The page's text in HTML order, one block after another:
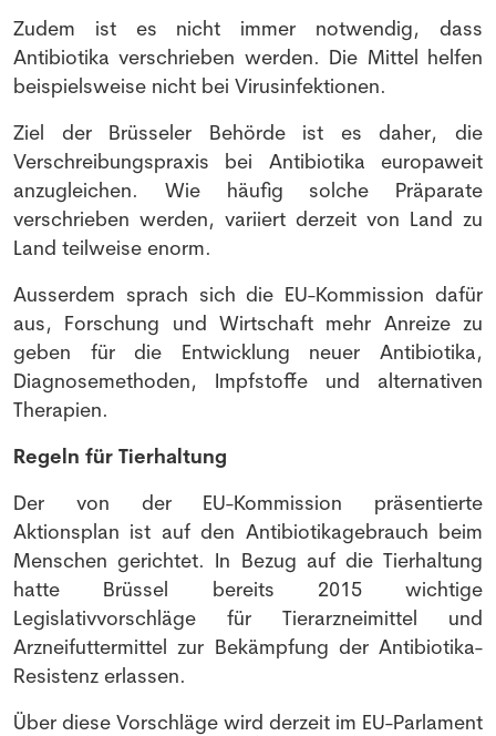
Zudem ist es nicht immer notwendig, dass
Antibiotika verschrieben werden. Die Mittel helfen
beispielsweise nicht bei Virusinfektionen.
Ziel der Brüsseler Behörde ist es daher, die
Verschreibungspraxis bei Antibiotika europaweit
anzugleichen. Wie häufig solche Präparate
verschrieben werden, variiert derzeit von Land zu
Land teilweise enorm.
Ausserdem sprach sich die EU-Kommission dafür
aus, Forschung und Wirtschaft mehr Anreize zu
geben für die Entwicklung neuer Antibiotika,
Diagnosemethoden, Impfstoffe und alternativen
Therapien.
Regeln für Tierhaltung
Der von der EU-Kommission präsentierte
Aktionsplan ist auf den Antibiotikagebrauch beim
Menschen gerichtet. In Bezug auf die Tierhaltung
hatte Brüssel bereits 2015 wichtige
Legislativvorschläge für Tierarzneimittel und
Arzneifuttermittel zur Bekämpfung der Antibiotika-
Resistenz erlassen.
Über diese Vorschläge wird derzeit im EU-Parlament